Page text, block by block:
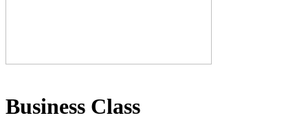
Business Class